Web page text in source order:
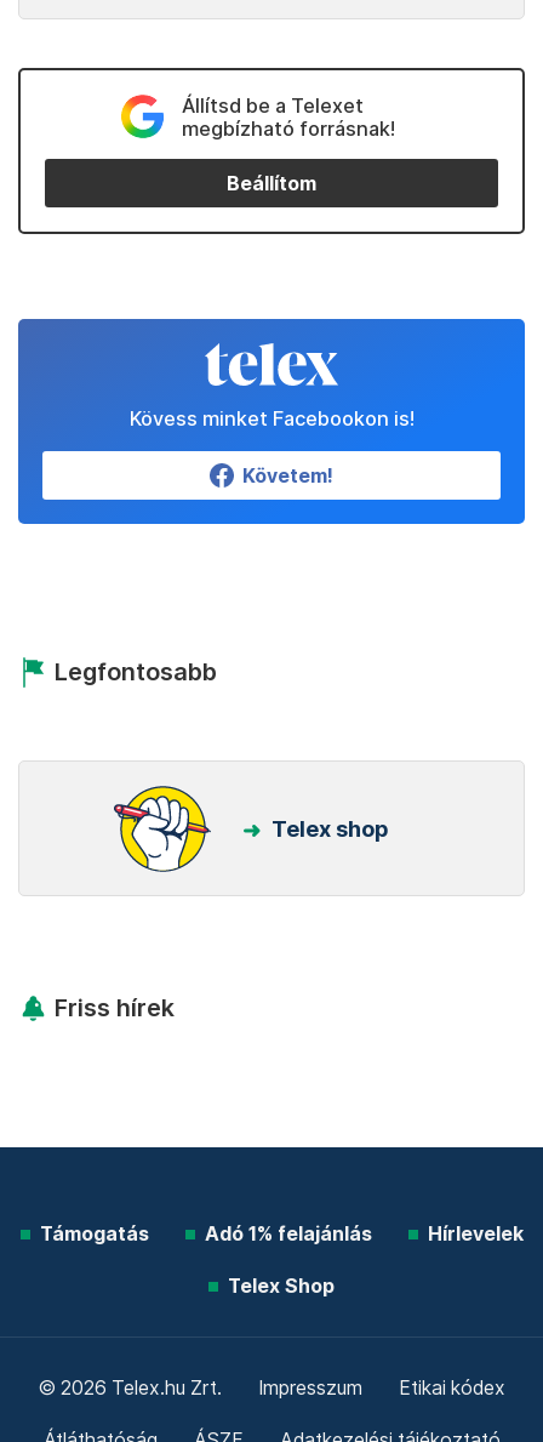
Állítsd be a Telexet
megbízható forrásnak!
Beállítom
Kövess minket Facebookon is!
Követem!
Legfontosabb
Telex shop
Friss hírek
Támogatás Adó 1% felajánlás Hírlevelek
Telex Shop
© 2026 Telex.hu Zrt. Impresszum Etikai kódex